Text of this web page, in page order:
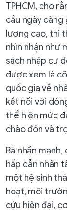
TPHCM, cho
cầu ngày càng
lượng cao, thị
nhìn nhận như
sách nhập cư
được xem là
quốc gia về
kết nối với
thể hiện mức
chào đón và
Bà nhấn
hấp dẫn nhân
một hệ sinh
hoạt, môi
cứu hiện đại,